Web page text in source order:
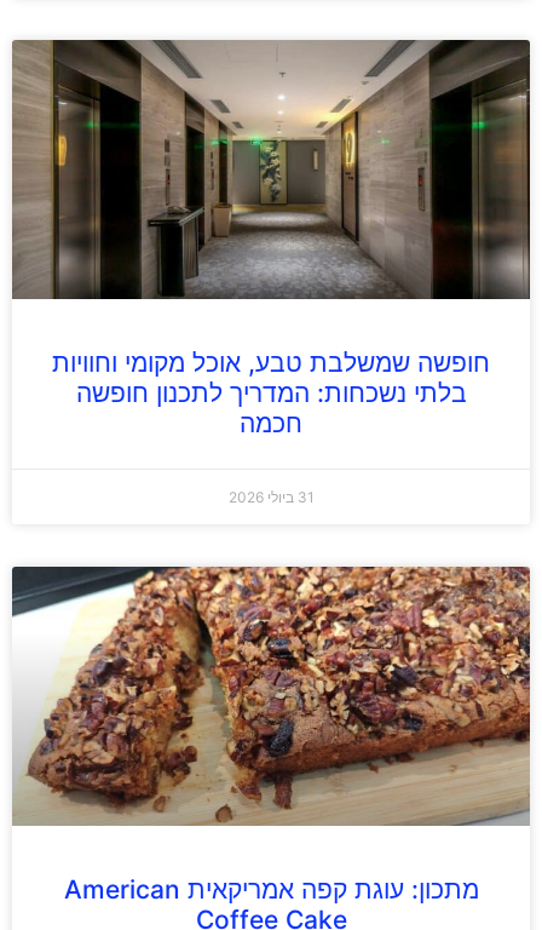
חופשה שמשלבת טבע, אוכל מקומי וחוויות
בלתי נשכחות: המדריך לתכנון חופשה
חכמה
31 ביולי 2026
מתכון: עוגת קפה אמריקאית American
Coffee Cake